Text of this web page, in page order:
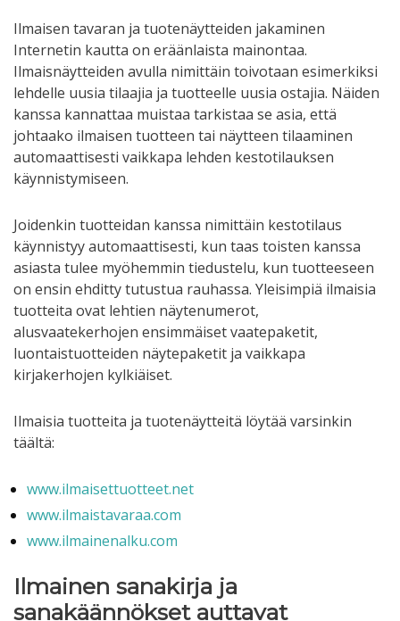
Ilmaisen tavaran ja tuotenäytteiden jakaminen
Internetin kautta on eräänlaista mainontaa.
Ilmaisnäytteiden avulla nimittäin toivotaan esimerkiksi
lehdelle uusia tilaajia ja tuotteelle uusia ostajia. Näiden
kanssa kannattaa muistaa tarkistaa se asia, että
johtaako ilmaisen tuotteen tai näytteen tilaaminen
automaattisesti vaikkapa lehden kestotilauksen
käynnistymiseen.
Joidenkin tuotteidan kanssa nimittäin kestotilaus
käynnistyy automaattisesti, kun taas toisten kanssa
asiasta tulee myöhemmin tiedustelu, kun tuotteeseen
on ensin ehditty tutustua rauhassa. Yleisimpiä ilmaisia
tuotteita ovat lehtien näytenumerot,
alusvaatekerhojen ensimmäiset vaatepaketit,
luontaistuotteiden näytepaketit ja vaikkapa
kirjakerhojen kylkiäiset.
Ilmaisia tuotteita ja tuotenäytteitä löytää varsinkin
täältä:
www.ilmaisettuotteet.net
www.ilmaistavaraa.com
www.ilmainenalku.com
Ilmainen sanakirja ja
sanakäännökset auttavat